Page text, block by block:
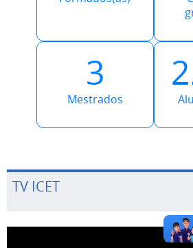
3
Mestrados
TV ICET